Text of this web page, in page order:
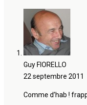
Guy FIORELLO
22 septembre 2011
Comme d’hab !